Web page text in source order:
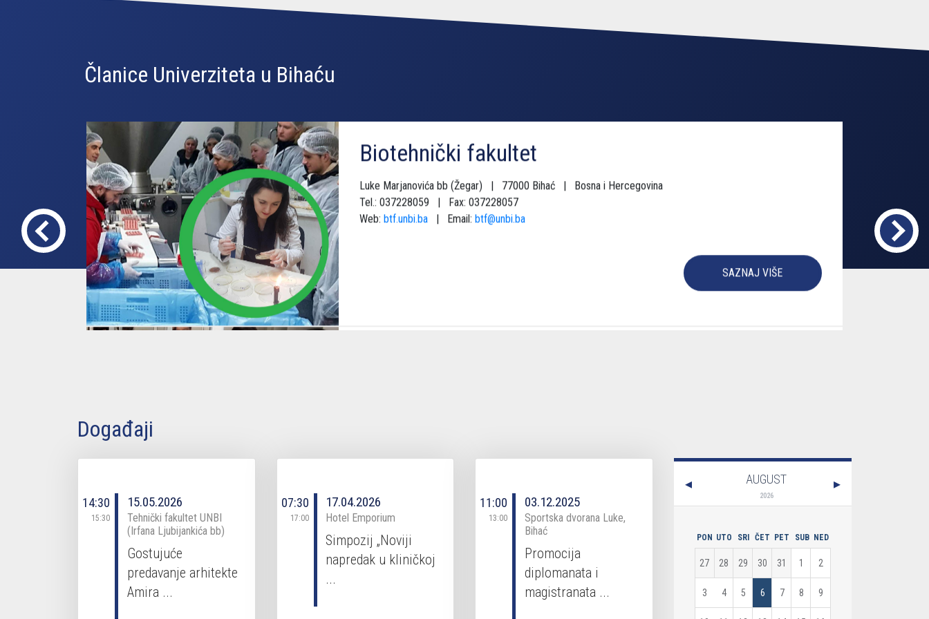
Članice Univerziteta u Bihaću
Web:btf.unbi.ba
Fakultet zdravstvenih studija
Nositelja hrvatskog trolista 4 | 77000 Bihać | Bosna i Hercegovina
Tel.: 037227046
Web: fzs.unbi.ba | Email:fzs@unbi.ba
SAZNAJ VIŠE
SAZNAJ VIŠE
Pravni fakultet
Događaji
14:30
15:30
15.05.2026
Tehnički fakultet UNBI
(Irfana Ljubijankića bb)
Gostujuće
predavanje arhitekte
Amira ...
07:30
17:00
17.04.2026
Hotel Emporium
Simpozij „Noviji
napredak u kliničkoj
...
11:00
13:00
03.12.2025
Sportska dvorana Luke,
Bihać
Promocija
diplomanata i
magistranata ...
AUGUST
2026
PON UTO SRI ČET PET SUB NED
27 28 29 30 31 1 2
3 4 5 6 7 8 9